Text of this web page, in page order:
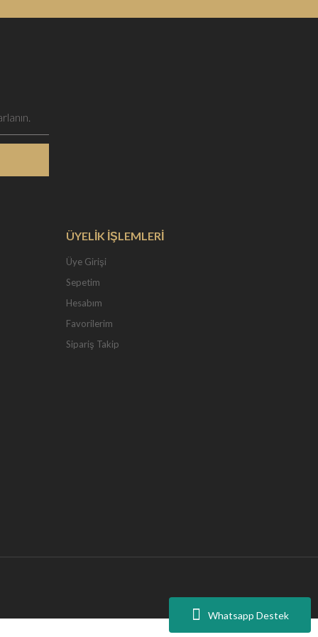
Whatsapp Destek
ÜYELİK İŞLEMLERİ
Üye Girişi
Sepetim
Hesabım
Favorilerim
Sipariş Takip